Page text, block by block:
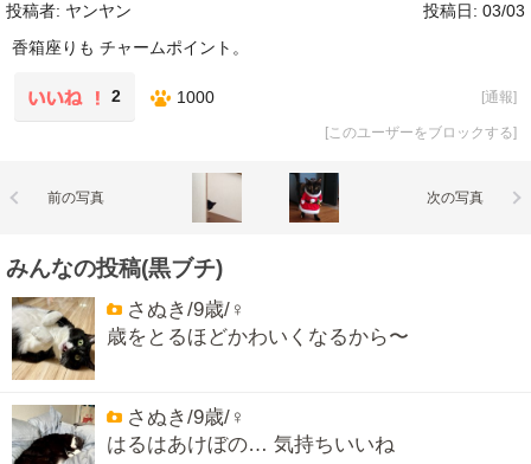
投稿者: ヤンヤン
投稿日: 03/03
香箱座りも チャームポイント。
2 1000 [通報]
[このユーザーをブロックする]
前の写真 次の写真
みんなの投稿(黒ブチ)
さぬき/9歳/♀
歳をとるほどかわいくなるから〜
さぬき/9歳/♀
はるはあけぼの… 気持ちいいね